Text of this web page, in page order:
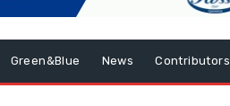
Green&Blue News Contributors